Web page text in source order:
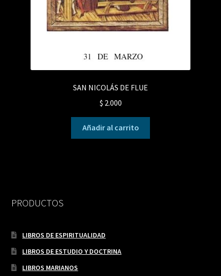
SAN NICOLÁS DE FLUE
$ 2.000
Añadir al carrito
PRODUCTOS
LIBROS DE ESPIRITUALIDAD
LIBROS DE ESTUDIO Y DOCTRINA
LIBROS MARIANOS